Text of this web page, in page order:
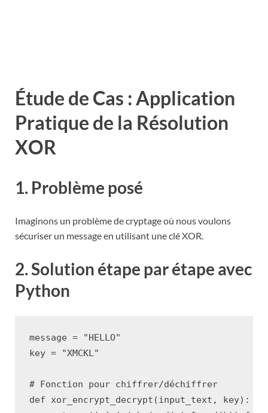
Étude de Cas : Application
Pratique de la Résolution
XOR
1. Problème posé
Imaginons un problème de cryptage où nous voulons
sécuriser un message en utilisant une clé XOR.
2. Solution étape par étape avec
Python
message =
"HELLO"
key = "XMCKL"
# Fonction pour chiffrer/déchiffrer
def
xor_encrypt_decrypt (input_text , key):